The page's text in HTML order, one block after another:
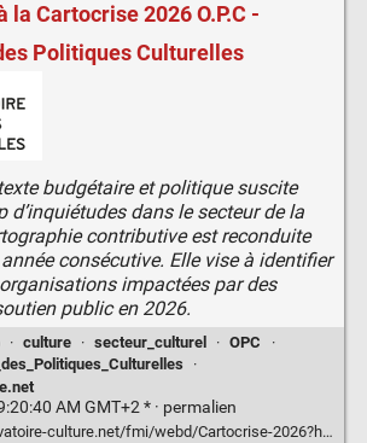
la Cartocrise 2026 O.P.C -
Politiques Culturelles
budgétaire et politique suscite
d’inquiétudes dans le secteur de la
contributive est reconduite
consécutive. Elle vise à identifier
impactées par des
public en 2026.
· culture · secteur_culturel · OPC
·
·
AM GMT+2 * · permalien
fmi/webd/Cartocrise-2026?homeurl=https://www.observatoire-culture.net